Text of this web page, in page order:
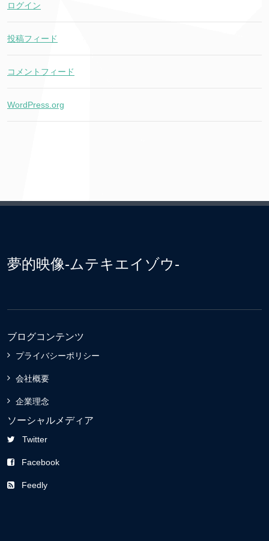
ログイン
投稿フィード
コメントフィード
WordPress.org
夢的映像-ムテキエイゾウ-
ブログコンテンツ
プライバシーポリシー
会社概要
企業理念
ソーシャルメディア
Twitter
Facebook
Feedly